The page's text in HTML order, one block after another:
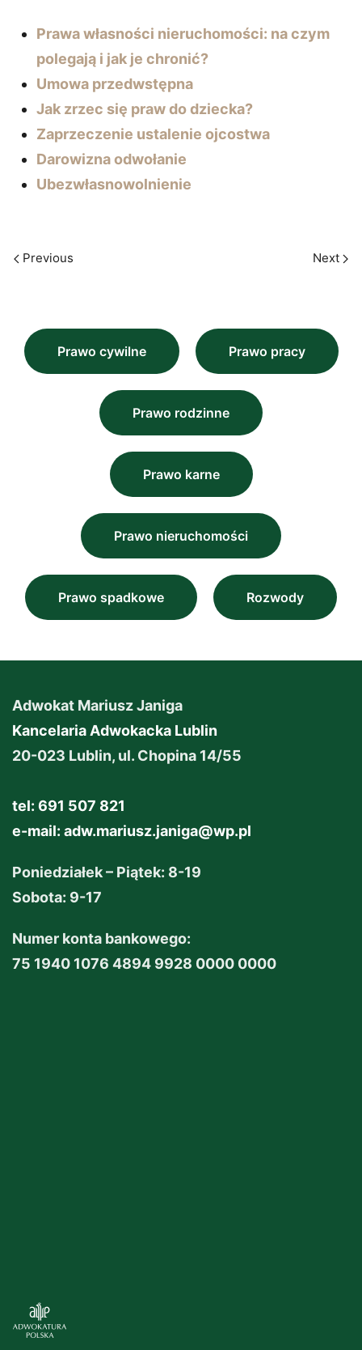
Prawa własności nieruchomości: na czym
polegają i jak je chronić?
Umowa przedwstępna
Jak zrzec się praw do dziecka?
Zaprzeczenie ustalenie ojcostwa
Darowizna odwołanie
Ubezwłasnowolnienie
Previous Next
Prawo cywilne Prawo pracy
Prawo rodzinne
Prawo karne
Prawo nieruchomości
Prawo spadkowe Rozwody
Adwokat Mariusz Janiga
Kancelaria Adwokacka Lublin
20-023 Lublin, ul. Chopina 14/55
tel: 691 507 821
e-mail: adw.mariusz.janiga@wp.pl
Poniedziałek – Piątek: 8-19
Sobota: 9-17
Numer konta bankowego:
75 1940 1076 4894 9928 0000 0000